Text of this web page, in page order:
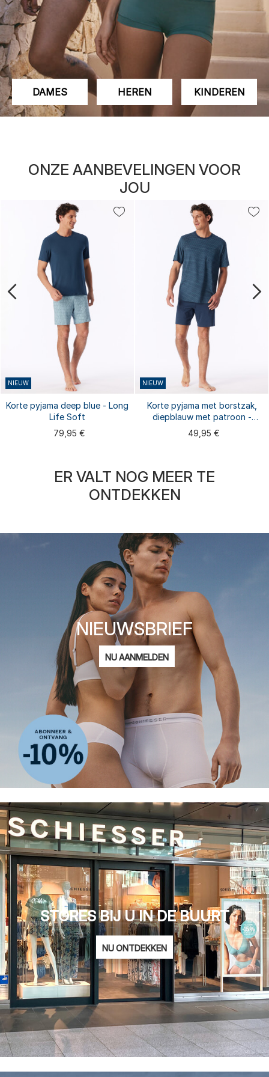
DAMES HEREN KINDEREN
ONZE AANBEVELINGEN VOOR
JOU
NIEUW
Korte pyjama deep blue - Long
Life Soft
79,95 €
NIEUW
Korte pyjama met borstzak,
diepblauw met patroon -
Comfort Essentials
49,95 €
ER VALT NOG MEER TE
ONTDEKKEN
NIEUWSBRIEF
E-
mailadres
NU AANMELDEN
Ik ben geïnteresseerd in:
Damesmode
Herenmode
Kindermode
ADIDAS
Privacy Policy
STORES BIJ U IN DE BUURT
NU ONTDEKKEN